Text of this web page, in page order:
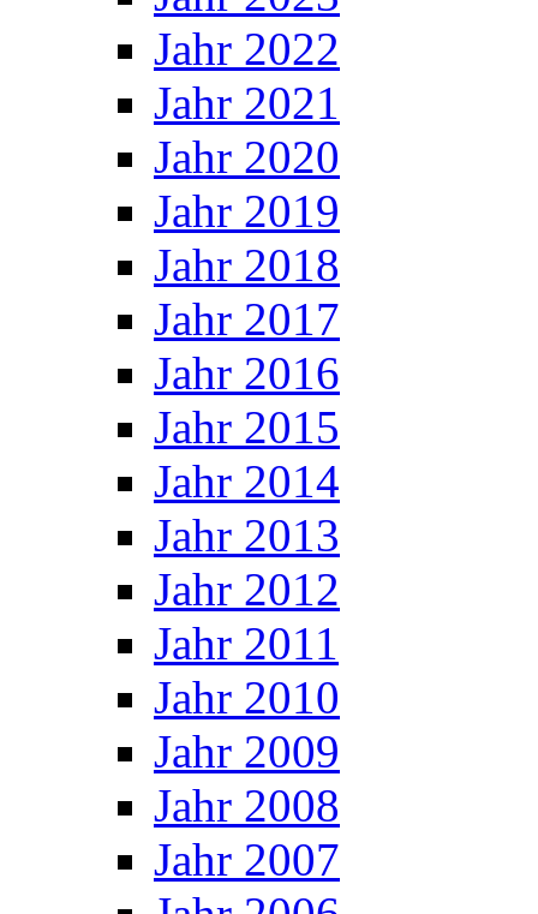
Jahr 2022
Jahr 2021
Jahr 2020
Jahr 2019
Jahr 2018
Jahr 2017
Jahr 2016
Jahr 2015
Jahr 2014
Jahr 2013
Jahr 2012
Jahr 2011
Jahr 2010
Jahr 2009
Jahr 2008
Jahr 2007